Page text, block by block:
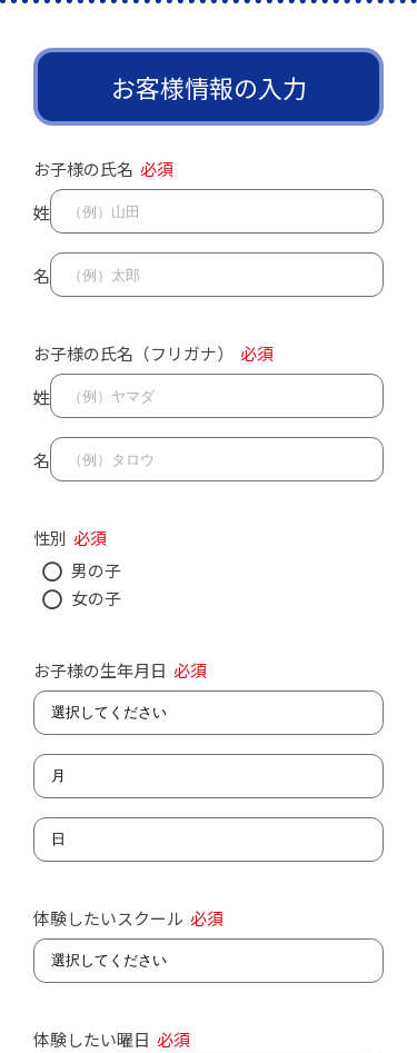
お客様情報の入力
お子様の氏名 必須
姓
名
お子様の氏名（フリガナ）
必須
姓
名
性別 必須
男の子
女の子
お子様の生年月日 必須
体験したいスクール 必須
体験したい曜日 必須